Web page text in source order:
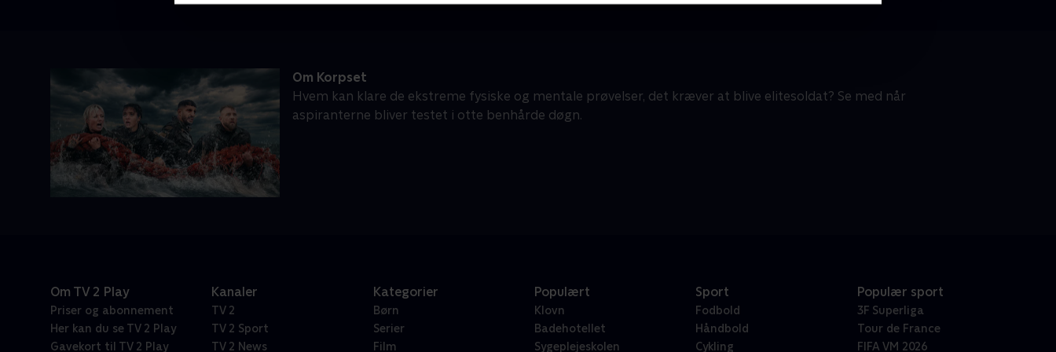
Om Korpset
Hvem kan klare de ekstreme fysiske og mentale prøvelser, det kræver at blive elitesoldat? Se med når
aspiranterne bliver testet i otte benhårde døgn.
Om TV 2 Play
Priser og abonnement
Her kan du se TV 2 Play
Gavekort til TV 2 Play
Kanaler
TV 2
TV 2 Sport
TV 2 News
Kategorier
Børn
Serier
Film
Populært
Klovn
Badehotellet
Sygeplejeskolen
Sport
Fodbold
Håndbold
Cykling
Populær sport
3F Superliga
Tour de France
FIFA VM 2026